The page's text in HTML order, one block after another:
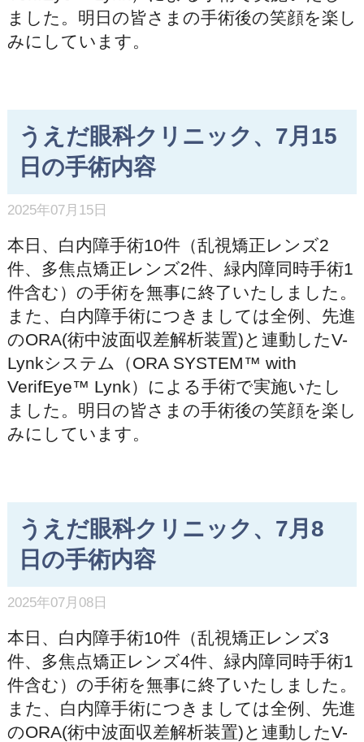
ました。明日の皆さまの手術後の笑顔を楽し
みにしています。
うえだ眼科クリニック、7月15
日の手術内容
2025年07月15日
本日、白内障手術10件（乱視矯正レンズ2
件、多焦点矯正レンズ2件、緑内障同時手術1
件含む）の手術を無事に終了いたしました。
また、白内障手術につきましては全例、先進
のORA(術中波面収差解析装置)と連動したV-
Lynkシステム（ORA SYSTEM™ with
VerifEye™ Lynk）による手術で実施いたし
ました。明日の皆さまの手術後の笑顔を楽し
みにしています。
うえだ眼科クリニック、7月8
日の手術内容
2025年07月08日
本日、白内障手術10件（乱視矯正レンズ3
件、多焦点矯正レンズ4件、緑内障同時手術1
件含む）の手術を無事に終了いたしました。
また、白内障手術につきましては全例、先進
のORA(術中波面収差解析装置)と連動したV-